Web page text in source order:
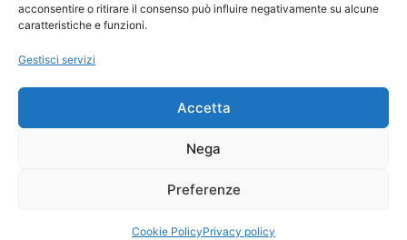
acconsentire o ritirare il consenso può influire negativamente su alcune
caratteristiche e funzioni.
Gestisci servizi
Accetta
Nega
Preferenze
Cookie PolicyPrivacy policy
© All rights reserved